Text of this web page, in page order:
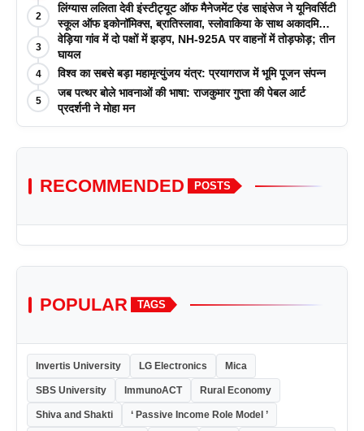
2
लिंग्यास ललिता देवी इंस्टीट्यूट ऑफ मैनेजमेंट एंड साइंसेज ने यूनिवर्सिटी
स्कूल ऑफ इकोनॉमिक्स, ब्रातिस्लावा, स्लोवाकिया के साथ अकादमिक
पत्रिकाओं में प्रकाशन रणनीतियों पर एक दिवसीय कार्यशाला का
आयोजन किया
3
वेड़िया गांव में दो पक्षों में झड़प, NH-925A पर वाहनों में तोड़फोड़; तीन
घायल
4 विश्व का सबसे बड़ा महामृत्युंजय यंत्र: प्रयागराज में भूमि पूजन संपन्न
5
जब पत्थर बोले भावनाओं की भाषा: राजकुमार गुप्ता की पेबल आर्ट
प्रदर्शनी ने मोहा मन
RECOMMENDED POSTS
POPULAR TAGS
Invertis University LG Electronics Mica
SBS University ImmunoACT Rural Economy
Shiva and Shakti ‘ Passive Income Role Model ’